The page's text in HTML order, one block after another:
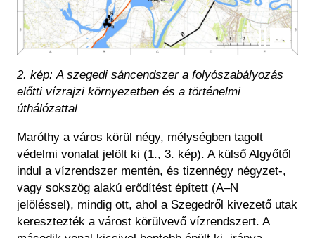
2. kép: A szegedi sáncendszer a folyószabályozás
előtti vízrajzi környezetben és a történelmi
úthálózattal
Maróthy a város körül négy, mélységben tagolt
védelmi vonalat jelölt ki (1., 3. kép). A külső Algyőtől
indul a vízrendszer mentén, és tizennégy négyzet-,
vagy sokszög alakú erődítést épített (A–N
jelöléssel), mindig ott, ahol a Szegedről kivezető utak
keresztezték a várost körülvevő vízrendszert. A